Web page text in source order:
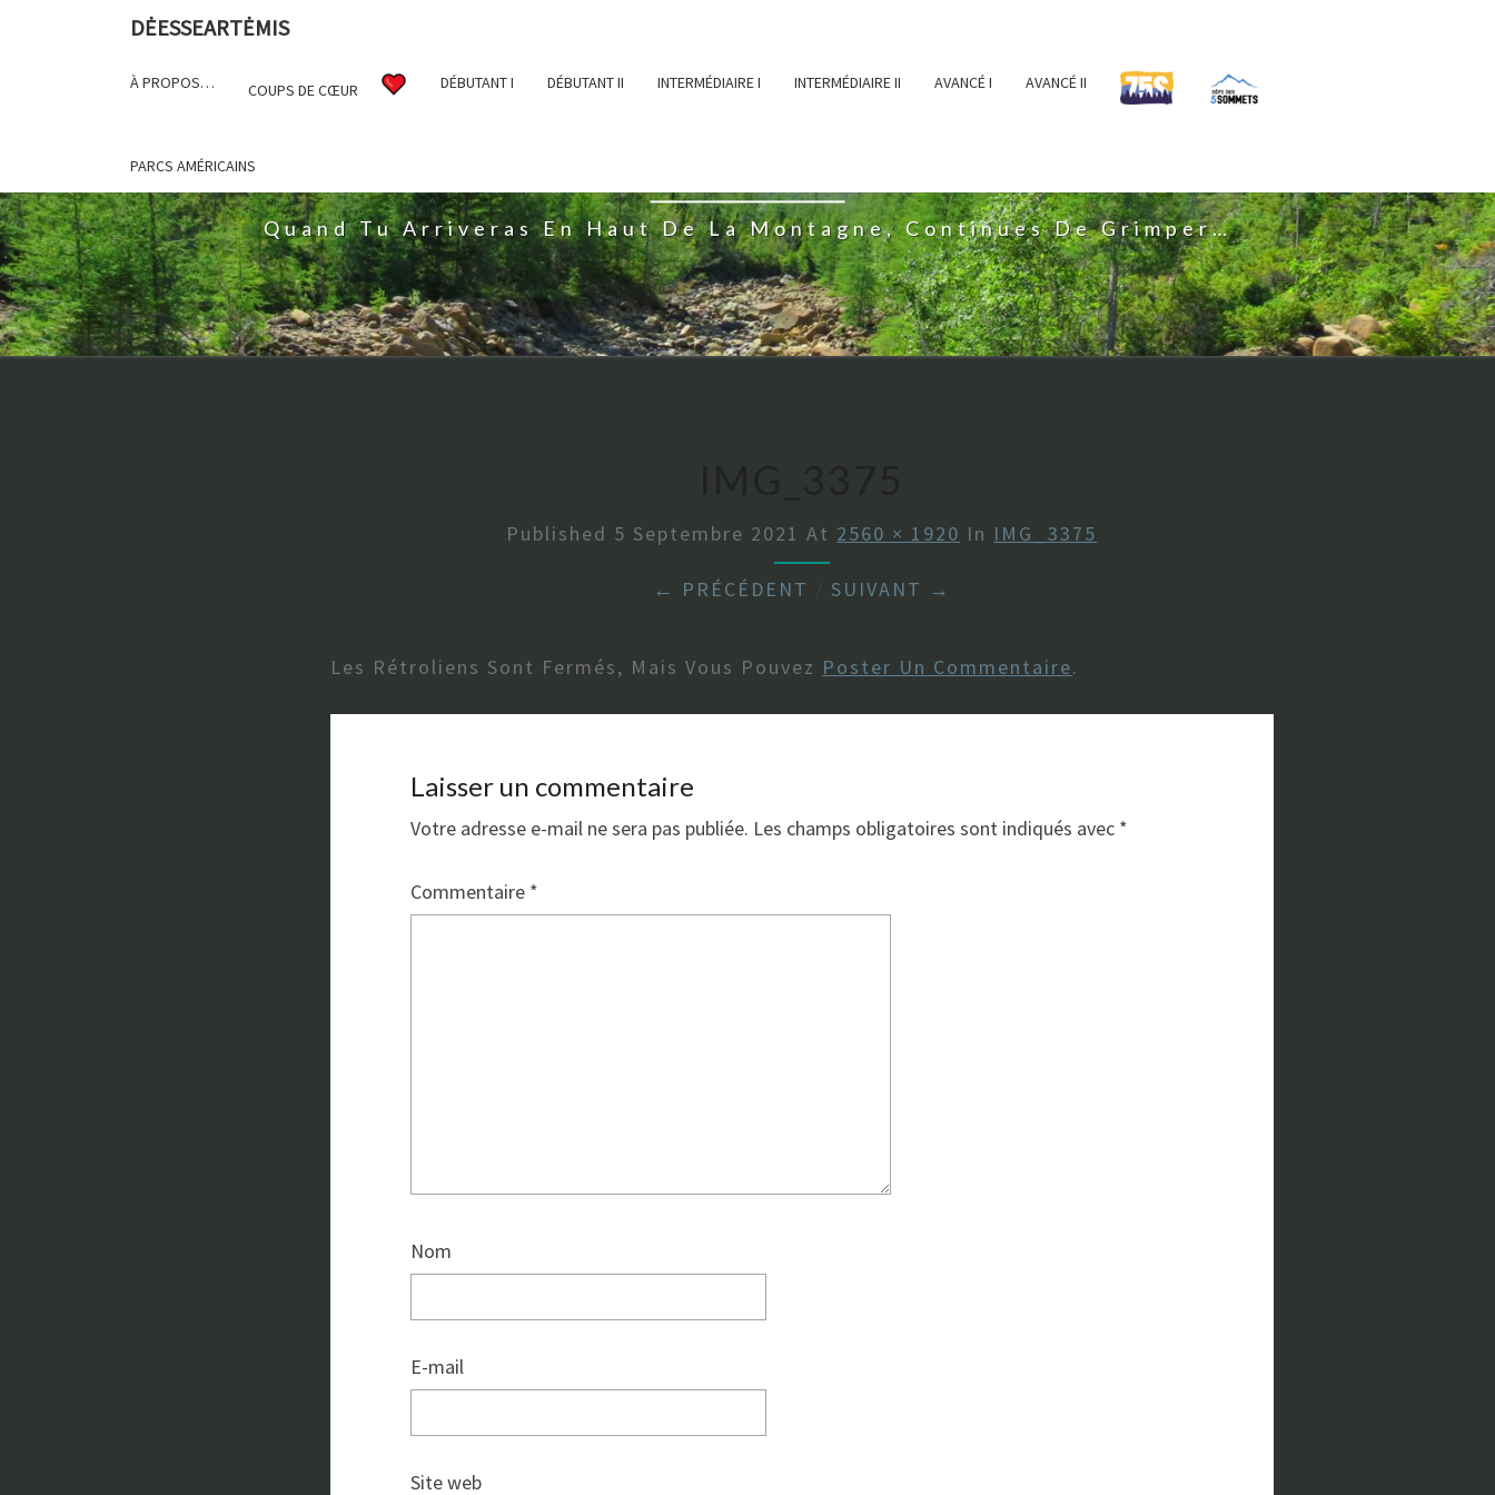
DĖESSEARTĖMIS
À PROPOS… COUPS DE CŒUR DÉBUTANT I DÉBUTANT II INTERMÉDIAIRE I INTERMÉDIAIRE II AVANCÉ I AVANCÉ II
PARCS AMÉRICAINS
Quand Tu Arriveras En Haut De La Montagne, Continues De Grimper…
Published 5 Septembre 2021 At 2560 × 1920 In IMG_3375
← PRÉCÉDENT SUIVANT →
Les Rétroliens Sont Fermés, Mais Vous Pouvez Poster Un Commentaire.
Laisser un commentaire
Votre adresse e-mail ne sera pas publiée. Les champs obligatoires sont indiqués avec *
Commentaire *
Nom
E-mail
Site web